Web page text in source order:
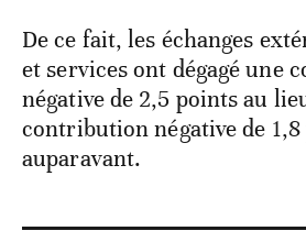
De ce fait, les échanges
et services ont dégagé une
négative de 2,5 points au
contribution négative de
auparavant.